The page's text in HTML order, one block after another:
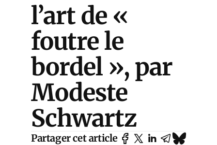
l’art de «
foutre le
bordel », par
Modeste
Schwartz
Partager cet article